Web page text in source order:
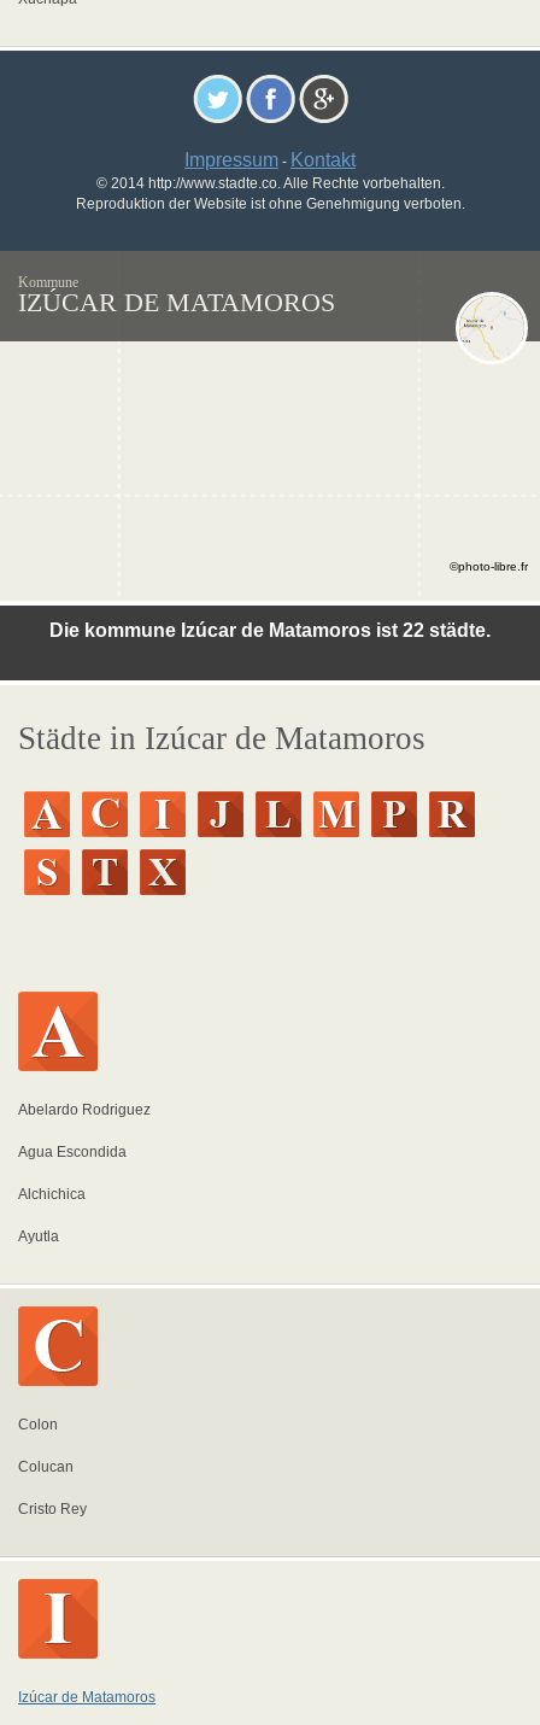
Impressum - Kontakt
© 2014 http://www.stadte.co. Alle Rechte vorbehalten.
Reproduktion der Website ist ohne Genehmigung verboten.
Kommune
IZÚCAR DE MATAMOROS
Die kommune Izúcar de Matamoros ist 22 städte.
©photo-libre.fr
Städte in Izúcar de Matamoros
Abelardo Rodriguez
Agua Escondida
Alchichica
Ayutla
Colon
Colucan
Cristo Rey
Izúcar de Matamoros